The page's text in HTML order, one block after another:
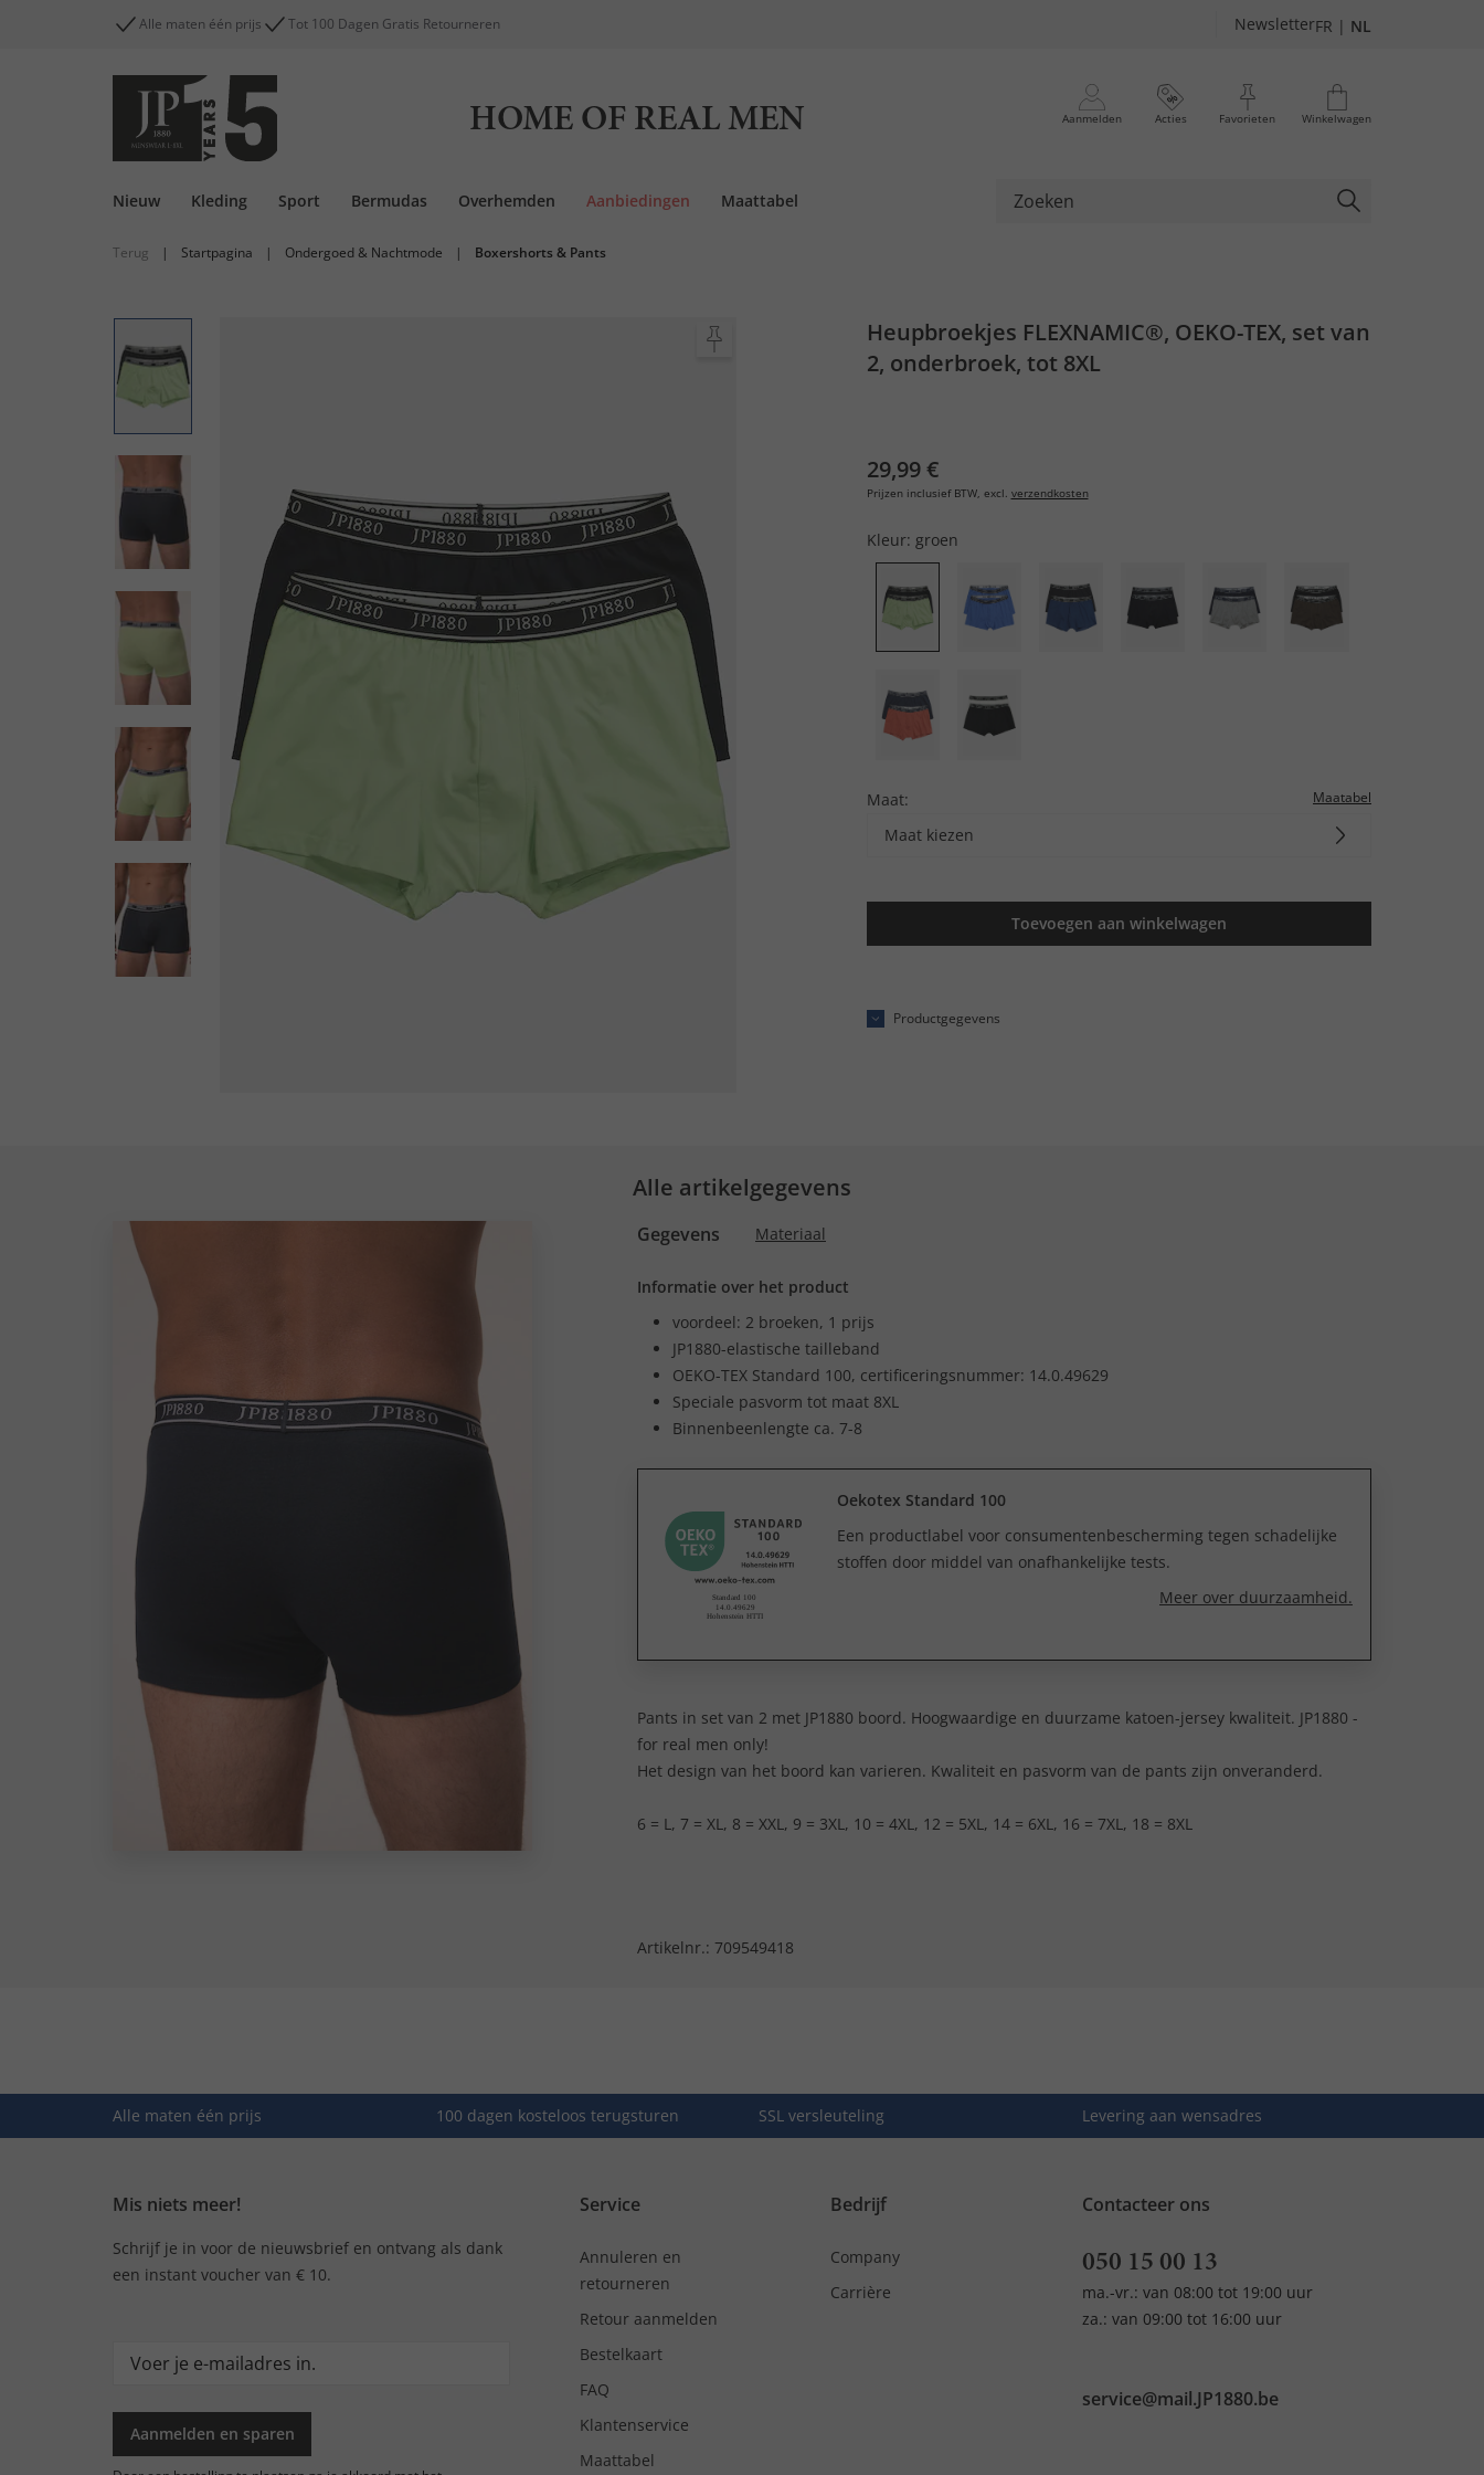
Alle maten één prijs Tot 100 Dagen Gratis Retourneren NewsletterFR | NL
HOME OF REAL MEN Aanmelden Acties Favorieten Winkelwagen
Nieuw Kleding Sport Bermudas Overhemden Aanbiedingen Maattabel
Terug | Startpagina | Ondergoed & Nachtmode | Boxershorts & Pants
Heupbroekjes FLEXNAMIC®, OEKO-TEX, set van
2, onderbroek, tot 8XL
29,99 €
Prijzen inclusief BTW, excl. verzendkosten
Kleur: groen
Maat: Maatabel
Maat kiezen
Toevoegen aan winkelwagen
Productgegevens
Alle artikelgegevens
Gegevens Materiaal
Informatie over het product
voordeel: 2 broeken, 1 prijs
JP1880-elastische tailleband
OEKO-TEX Standard 100, certificeringsnummer: 14.0.49629
Speciale pasvorm tot maat 8XL
Binnenbeenlengte ca. 7-8
Oekotex Standard 100
Een productlabel voor consumentenbescherming tegen schadelijke
stoffen door middel van onafhankelijke tests.
Meer over duurzaamheid.
Pants in set van 2 met JP1880 boord. Hoogwaardige en duurzame katoen-jersey kwaliteit. JP1880 -
for real men only!
Het design van het boord kan varieren. Kwaliteit en pasvorm van de pants zijn onveranderd.
6 = L, 7 = XL, 8 = XXL, 9 = 3XL, 10 = 4XL, 12 = 5XL, 14 = 6XL, 16 = 7XL, 18 = 8XL
Artikelnr.: 709549418
Alle maten één prijs 100 dagen kosteloos terugsturen SSL versleuteling Levering aan wensadres
Mis niets meer!
Schrijf je in voor de nieuwsbrief en ontvang als dank
een instant voucher van € 10.
Aanmelden en sparen
Service
Annuleren en
retourneren
Retour aanmelden
Bestelkaart
FAQ
Klantenservice
Maattabel
Bedrijf
Company
Carrière
Contacteer ons
050 15 00 13
ma.-vr.: van 08:00 tot 19:00 uur
za.: van 09:00 tot 16:00 uur
service@mail.JP1880.be